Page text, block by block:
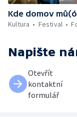
Kde domov
Kultura
Festival
Napište
Otevřít
kontaktní
formulář